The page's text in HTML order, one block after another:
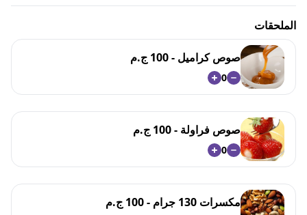
الملحقات
صوص كراميل - 100 ج.م
0
صوص فراولة - 100 ج.م
0
مكسرات 130 جرام - 100 ج.م